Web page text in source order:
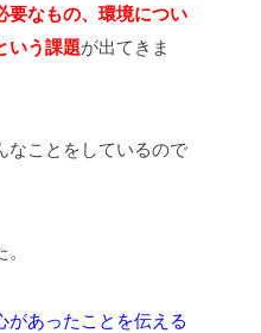
要なもの、環境につい
いう課題が出てきま
なことをしているので
があったことを伝える